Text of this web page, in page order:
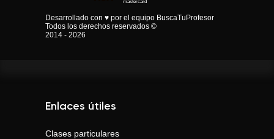
Desarrollado con ♥ por el equipo BuscaTuProfesor
Todos los derechos reservados ©
2014 - 2026
Enlaces útiles
Clases particulares